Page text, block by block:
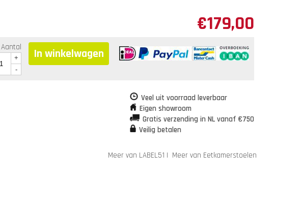
€179,00
Aantal
+
-
In winkelwagen
Veel uit voorraad leverbaar
Eigen showroom
Gratis verzending in NL vanaf €750
Veilig betalen
Meer van LABEL51 | Meer van Eetkamerstoelen